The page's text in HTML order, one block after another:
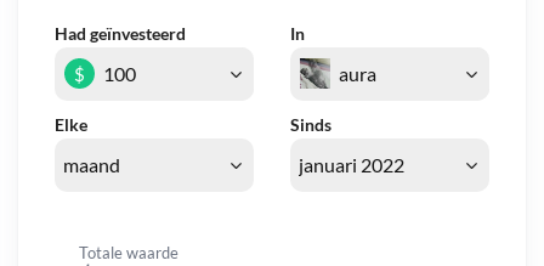
Had geïnvesteerd In
Elke Sinds
$
Totale waarde